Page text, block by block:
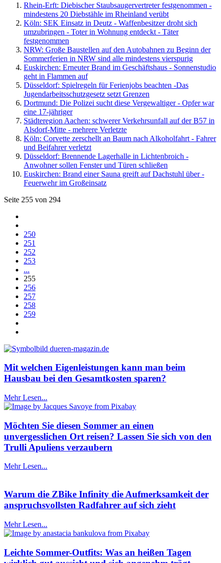
Rhein-Erft: Diebischer Staubsaugervertreter festgenommen -
mindestens 20 Diebstähle im Rheinland verübt
Köln: SEK Einsatz in Deutz - Waffenbesitzer droht sich
umzubringen - Toter in Wohnung entdeckt - Täter
festgenommen
NRW: Große Baustellen auf den Autobahnen zu Beginn der
Sommerferien in NRW sind alle mindestens vierspurig
Euskirchen: Erneuter Brand im Geschäftshaus - Sonnenstudio
geht in Flammen auf
Düsseldorf: Spielregeln für Ferienjobs beachten -Das
Jugendarbeitsschutzgesetz setzt Grenzen
Dortmund: Die Polizei sucht diese Vergewaltiger - Opfer war
eine 17-jähriger
Städteregion Aachen: schwerer Verkehrsunfall auf der B57 in
Alsdorf-Mitte - mehrere Verletzte
Köln: Corvette zerschellt an Baum nach Alkoholfahrt - Fahrer
und Beifahrer verletzt
Düsseldorf: Brennende Lagerhalle in Lichtenbroich -
Anwohner sollen Fenster und Türen schließen
Euskirchen: Brand einer Sauna greift auf Dachstuhl über -
Feuerwehr im Großeinsatz
Seite 255 von 294
250
251
252
253
...
255
256
257
258
259
Mit welchen Eigenleistungen kann man beim
Hausbau bei den Gesamtkosten sparen?
Mehr Lesen...
Möchten Sie diesen Sommer an einen
unvergesslichen Ort reisen? Lassen Sie sich von den
Trulli Apuliens verzaubern
Mehr Lesen...
Warum die ZBike Infinity die Aufmerksamkeit der
anspruchsvollsten Radfahrer auf sich zieht
Mehr Lesen...
Leichte Sommer-Outfits: Was an heißen Tagen